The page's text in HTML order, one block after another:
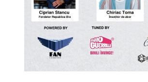
v
a
O